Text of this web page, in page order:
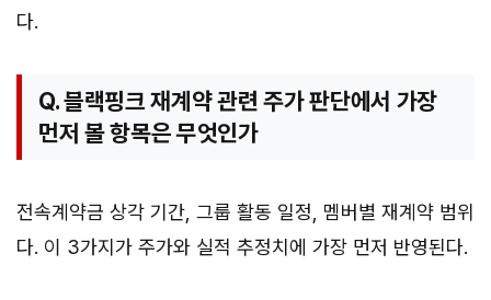
다.
Q. 블랙핑크 재계약 관련 주가 판단에서 가장
먼저 볼 항목은 무엇인가
전속계약금 상각 기간, 그룹 활동 일정, 멤버별 재계약 범위
다. 이 3가지가 주가와 실적 추정치에 가장 먼저 반영된다.